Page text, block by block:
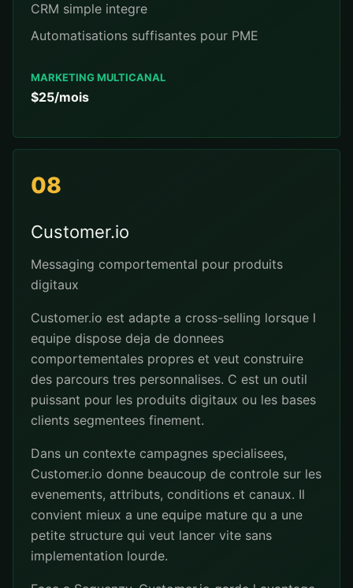
CRM simple integre
Automatisations suffisantes pour PME
MARKETING MULTICANAL
$25/mois
08
Customer.io
Messaging comportemental pour produits
digitaux
Customer.io est adapte a cross-selling lorsque l
equipe dispose deja de donnees
comportementales propres et veut construire
des parcours tres personnalises. C est un outil
puissant pour les produits digitaux ou les bases
clients segmentees finement.
Dans un contexte campagnes specialisees,
Customer.io donne beaucoup de controle sur les
evenements, attributs, conditions et canaux. Il
convient mieux a une equipe mature qu a une
petite structure qui veut lancer vite sans
implementation lourde.